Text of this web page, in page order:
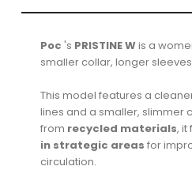
Poc 's PRISTINE Wis a
smaller collar, longer
This model features a
lines and a smaller, slimmer
from recycled materials, it
in strategic areas for
circulation.